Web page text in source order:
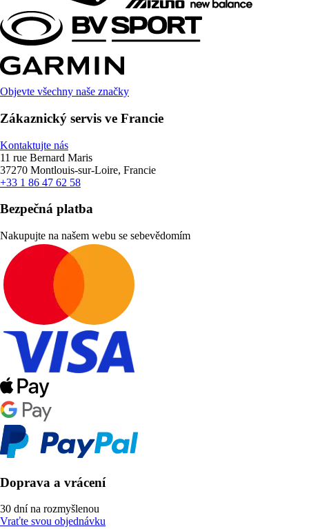
Objevte všechny naše značky
Zákaznický servis ve Francie
Kontaktujte nás
11 rue Bernard Maris
37270 Montlouis-sur-Loire, Francie
+33 1 86 47 62 58
Bezpečná platba
Nakupujte na našem webu se sebevědomím
Doprava a vrácení
30 dní na rozmyšlenou
Vraťte svou objednávku